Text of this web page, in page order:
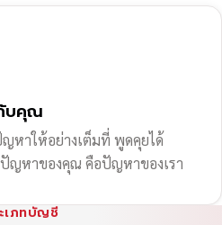
บคุณ
หาให้อย่างเต็มที่ พูดคุยได้
ญหาของคุณ คือปัญหาของเรา
เภทบัญชี